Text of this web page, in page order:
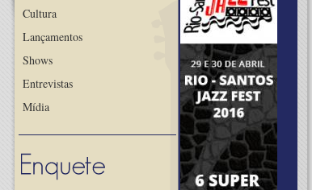
Cultura
Lançamentos
Shows
Entrevistas
Mídia